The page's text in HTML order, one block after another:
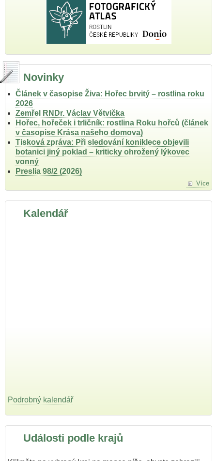
Novinky
Článek v časopise Živa: Hořec brvitý – rostlina roku
2026
Zemřel RNDr. Václav Větvička
Hořec, hořeček i trličník: rostlina Roku hořců (článek
v časopise Krása našeho domova)
Tisková zpráva: Při sledování koniklece objevili
botanici jiný poklad – kriticky ohrožený lýkovec
vonný
Preslia 98/2 (2026)
Více
Kalendář
Podrobný kalendář
Události podle krajů